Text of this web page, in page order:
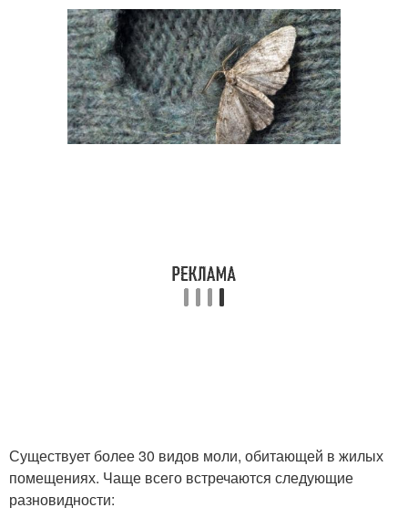
Существует более 30 видов моли, обитающей в жилых
помещениях. Чаще всего встречаются следующие
разновидности: